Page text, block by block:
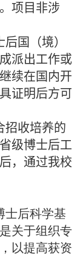
。 项目非涉
后国（境）
派出工作或
续在国内开
证明后方可
招收培养的
级博士后工
，通过我校
士后科学基
关于组织专
以提高获资